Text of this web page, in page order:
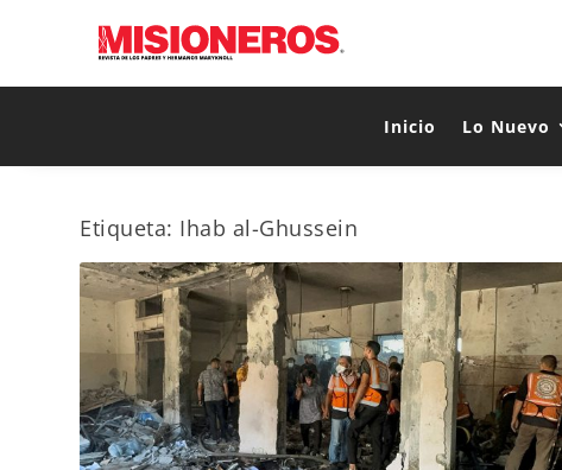
Inicio Lo Nuevo
Etiqueta: Ihab al-Ghussein